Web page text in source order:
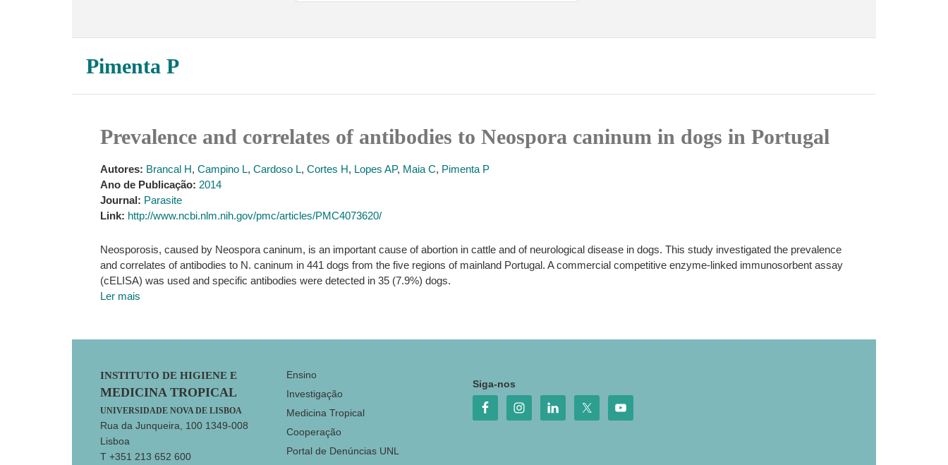
Pimenta P
Prevalence and correlates of antibodies to Neospora caninum in dogs in Portugal
Autores: Brancal H, Campino L, Cardoso L, Cortes H, Lopes AP, Maia C, Pimenta P
Ano de Publicação: 2014
Journal: Parasite
Link: http://www.ncbi.nlm.nih.gov/pmc/articles/PMC4073620/
Neosporosis, caused by Neospora caninum, is an important cause of abortion in cattle and of neurological disease in dogs. This study investigated the prevalence
and correlates of antibodies to N. caninum in 441 dogs from the five regions of mainland Portugal. A commercial competitive enzyme-linked immunosorbent assay
(cELISA) was used and specific antibodies were detected in 35 (7.9%) dogs.
Ler mais
Footer
INSTITUTO DE HIGIENE E
MEDICINA TROPICAL
UNIVERSIDADE NOVA DE LISBOA
Rua da Junqueira, 100 1349-008
Lisboa
T +351 213 652 600
Ensino
Investigação
Medicina Tropical
Cooperação
Portal de Denúncias UNL
Siga-nos